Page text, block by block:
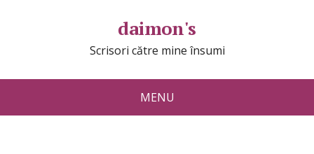
daimon's
Scrisori către mine însumi
MENU